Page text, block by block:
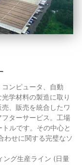
ンピュータ、自動
学材料の製造に取り
、販売を統合したワ
ターサービス。工場
ルです。その中心と
わせに関する完璧なソ
ング生産ライン (日量